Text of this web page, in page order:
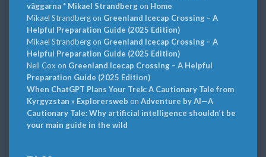
väggarna * Mikael Strandbergon Home
Mikael Strandbergon Greenland Icecap Crossing – A
Helpful Preparation Guide (2025 Edition)
Mikael Strandbergon Greenland Icecap Crossing – A
Helpful Preparation Guide (2025 Edition)
Neil Cox on Greenland Icecap Crossing – A Helpful
Preparation Guide (2025 Edition)
When ChatGPT Plans Your Trek: A Cautionary Tale from
Kyrgyzstan » Explorersweb on Adventure by AI—A
Cautionary Tale: Why artificial intelligence shouldn’t be
your main guide in the wild